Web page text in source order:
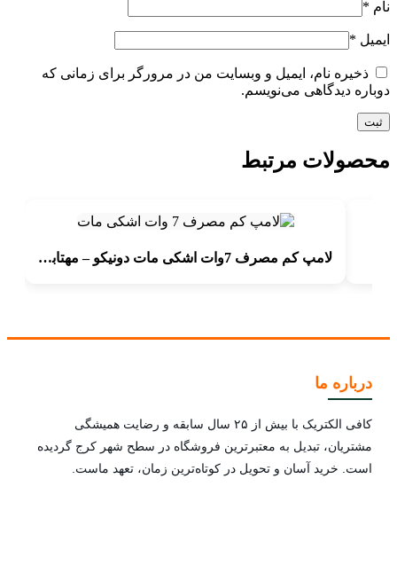
نام *
ایمیل *
ذخیره نام، ایمیل و وبسایت من در مرورگر برای زمانی که
دوباره دیدگاهی می‌نویسم.
محصولات مرتبط
لامپ کم مصرف 7وات اشکی مات دونیکو – مهتابی – بدون گارانتی
درباره ما
کافی الکتریک با بیش از ۲۵ سال سابقه و رضایت همیشگی
مشتریان، تبدیل به معتبرترین فروشگاه در سطح شهر کرج گردیده
است. خرید آسان و تحویل در کوتاه‌ترین زمان، تعهد ماست.